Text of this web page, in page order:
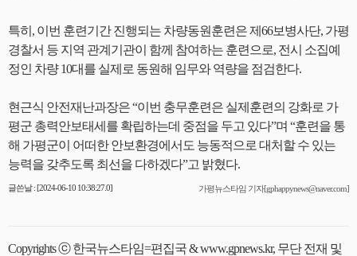
특히, 이번 훈련기간 진행되는 차량동원훈련은 제66보병사단, 가평
경찰서 등 지역 관계기관이 함께 참여하는 훈련으로, 전시 소집예
정인 차량 10대를 실제로 동원해 임무와 역량을 점검한다.
현근식 안전재난과장은 “이번 충무훈련은 실제훈련의 강화로 가
평군 총력안보태세를 확립하는데 중점을 두고 있다”며 “훈련을 통
해 가평군이 어떠한 안보환경에서도 능동적으로 대처할 수 있는
능력을 갖추도록 최선을 다하겠다”고 밝혔다.
글쓴날 : [2024-06-10 10:38:27.0] 가평뉴스타임 기자[gphappynews@naver.com]
Copyrights ⓒ 한국뉴스타임=편집국 & www.gpnews.kr, 무단 전재 및